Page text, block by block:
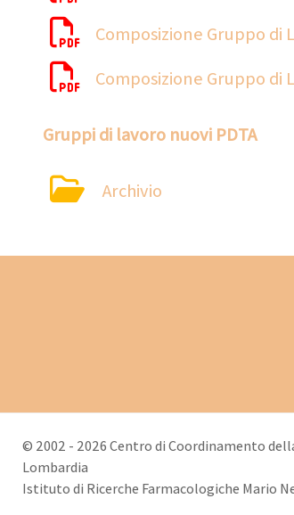
Composizione Gruppo di
Composizione Gruppo di
Gruppi di lavoro nuovi PDTA
Archivio
© 2002 - 2026 Centro di Coordinamento
Lombardia
Istituto di Ricerche Farmacologiche Mario